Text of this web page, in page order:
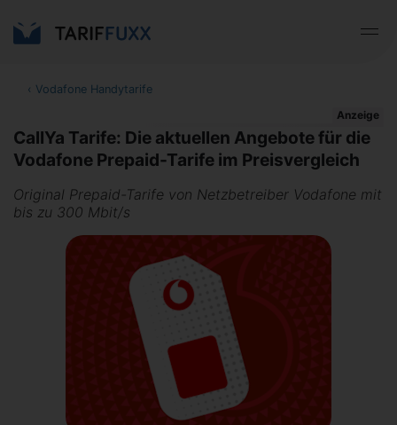
‹ Vodafone Handytarife
Anzeige
CallYa Tarife: Die aktuellen Angebote für die
Vodafone Prepaid-Tarife im Preisvergleich
Original Prepaid-Tarife von Netzbetreiber Vodafone mit
bis zu 300 Mbit/s